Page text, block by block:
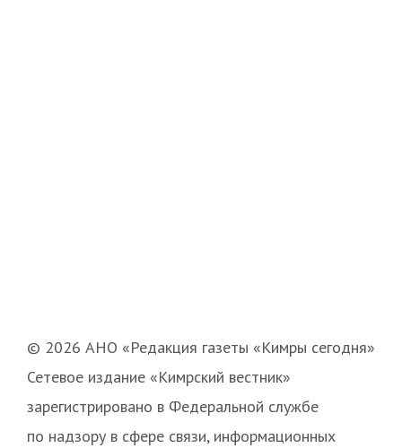
© 2026 АНО «Редакция газеты «Кимры сегодня»
Сетевое издание «Кимрский вестник»
зарегистрировано в Федеральной службе
по надзору в сфере связи, информационных